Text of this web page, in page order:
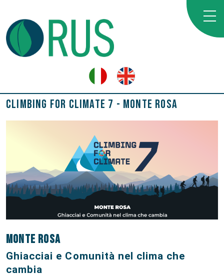
Climbing for Climate 7 - Monte Rosa
MONTE ROSA
Ghiacciai e Comunità nel clima che
cambia